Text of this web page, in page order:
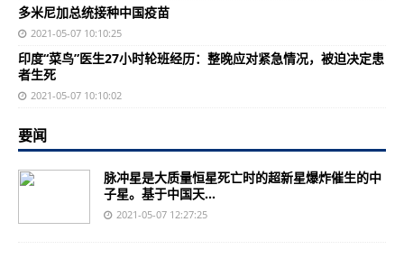
多米尼加总统接种中国疫苗
2021-05-07 10:10:25
印度“菜鸟”医生27小时轮班经历：整晚应对紧急情况，被迫决定患
者生死
2021-05-07 10:10:02
要闻
脉冲星是大质量恒星死亡时的超新星爆炸催生的中
子星。基于中国天...
2021-05-07 12:27:25